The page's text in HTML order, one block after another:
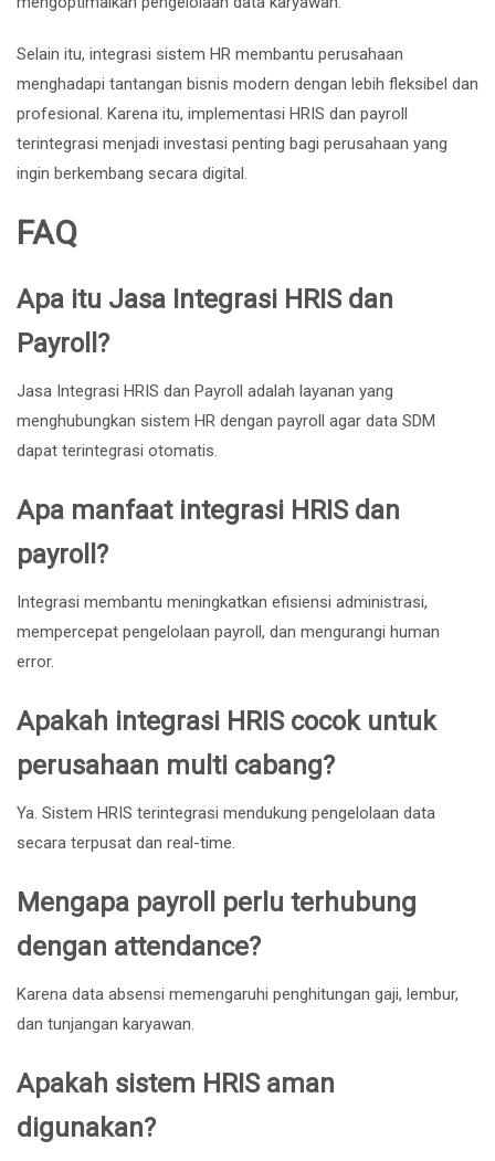
Selain itu, integrasi sistem HR membantu perusahaan
menghadapi tantangan bisnis modern dengan lebih fleksibel dan
profesional. Karena itu, implementasi HRIS dan payroll
terintegrasi menjadi investasi penting bagi perusahaan yang
ingin berkembang secara digital.
FAQ
Apa itu Jasa Integrasi HRIS dan
Payroll?
Jasa Integrasi HRIS dan Payroll adalah layanan yang
menghubungkan sistem HR dengan payroll agar data SDM
dapat terintegrasi otomatis.
Apa manfaat integrasi HRIS dan
payroll?
Integrasi membantu meningkatkan efisiensi administrasi,
mempercepat pengelolaan payroll, dan mengurangi human
error.
Apakah integrasi HRIS cocok untuk
perusahaan multi cabang?
Ya. Sistem HRIS terintegrasi mendukung pengelolaan data
secara terpusat dan real-time.
Mengapa payroll perlu terhubung
dengan attendance?
Karena data absensi memengaruhi penghitungan gaji, lembur,
dan tunjangan karyawan.
Apakah sistem HRIS aman
digunakan?